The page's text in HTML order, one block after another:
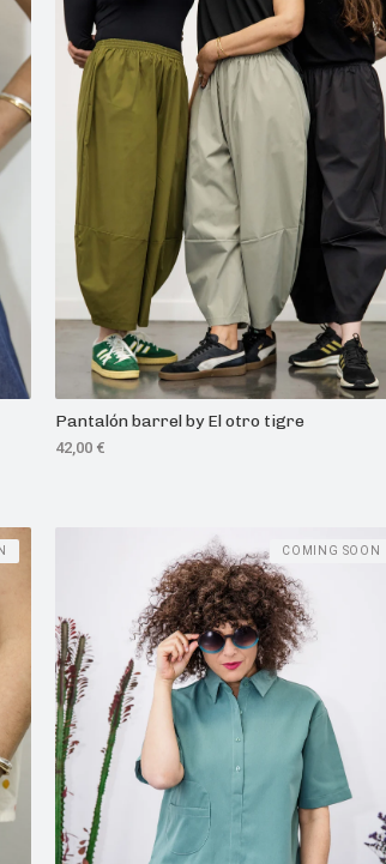
Pantalón barrel by El otro tigre
42,00 €
COMING SOON